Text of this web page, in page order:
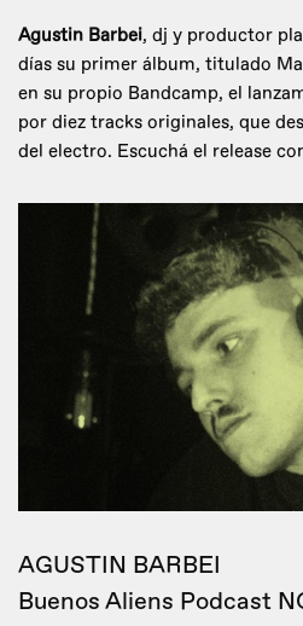
Agustin Barbei, dj y productor
días su primer álbum, titulado
en su propio Bandcamp, el
por diez tracks originales, que
del electro. Escuchá el release
AGUSTIN BARBEI
Buenos Aliens Podcast